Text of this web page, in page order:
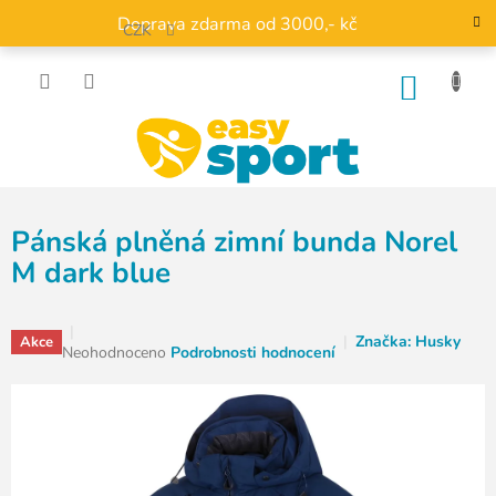
obsah
Doprava zdarma od 3000,- kč
CZK
Pánská plněná zimní bunda Norel
M dark blue
Akce Průměrné
Neohodnoceno Podrobnosti hodnocení Značka: Husky